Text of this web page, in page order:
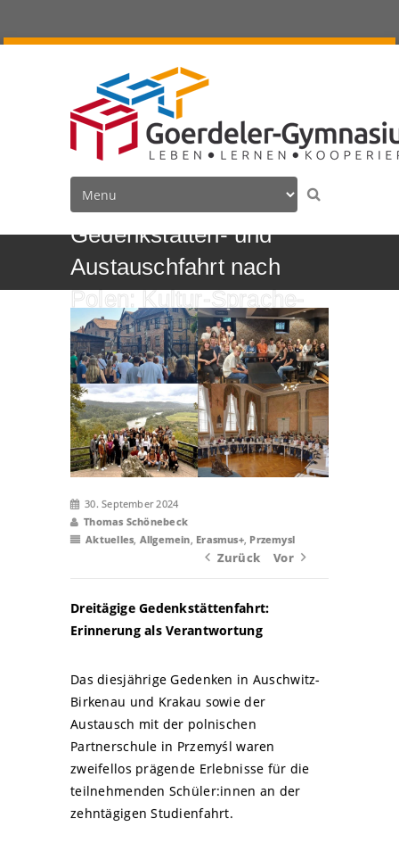
Gedenkstätten- und
Austauschfahrt nach
Polen: Kultur-Sprache-
Austausch-Gedenken-
Friedensarbeit
30. September 2024
Thomas Schönebeck
Aktuelles, Allgemein, Erasmus+, Przemysl
Zurück Vor
Dreitägige Gedenkstättenfahrt:
Erinnerung als Verantwortung
Das diesjährige Gedenken in Auschwitz-
Birkenau und Krakau sowie der
Austausch mit der polnischen
Partnerschule in Przemyśl waren
zweifellos prägende Erlebnisse für die
teilnehmenden Schüler:innen an der
zehntägigen Studienfahrt.